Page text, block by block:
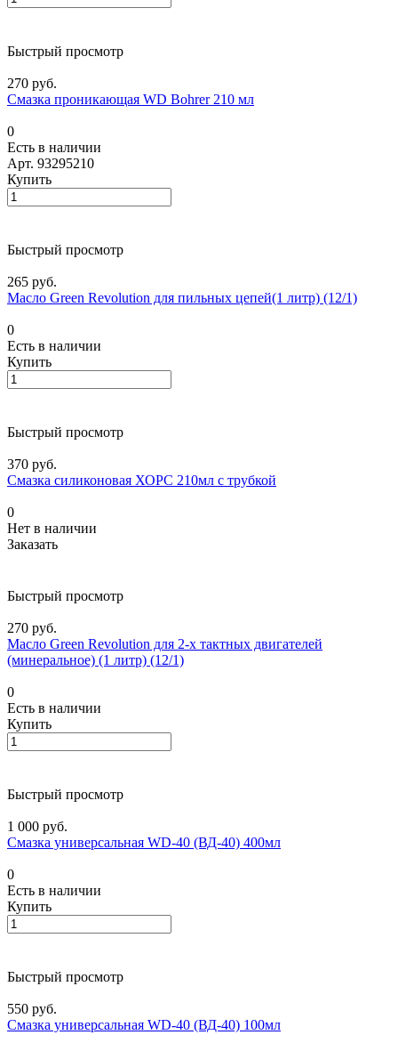
Быстрый просмотр
270 руб.
Смазка проникающая WD Bohrer 210 мл
0
Есть в наличии
Арт. 93295210
Купить
Быстрый просмотр
265 руб.
Масло Green Revolution для пильных цепей(1 литр) (12/1)
0
Есть в наличии
Купить
Быстрый просмотр
370 руб.
Смазка силиконовая ХОРС 210мл с трубкой
0
Нет в наличии
Заказать
Быстрый просмотр
270 руб.
Масло Green Revolution для 2-х тактных двигателей
(минеральное) (1 литр) (12/1)
0
Есть в наличии
Купить
Быстрый просмотр
1 000 руб.
Смазка универсальная WD-40 (ВД-40) 400мл
0
Есть в наличии
Купить
Быстрый просмотр
550 руб.
Смазка универсальная WD-40 (ВД-40) 100мл